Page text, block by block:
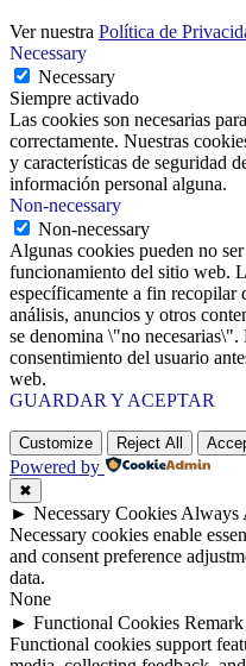
Ver nuestra Política de
Necessary
Necessary
Siempre activado
Las cookies son necesarias
correctamente. Nuestras
y características de seguridad
información personal alguna.
Non-necessary
Non-necessary
Algunas cookies pueden no
funcionamiento del sitio web.
específicamente a fin recopilar
análisis, anuncios y otros
se denomina \"no
consentimiento del usuario
web.
GUARDAR Y ACEPTAR
Customize Reject All
Powered by
✖
► Necessary Cookies Always
Necessary cookies enable
and consent preference
data.
None
► Functional Cookies Remark
Functional cookies support